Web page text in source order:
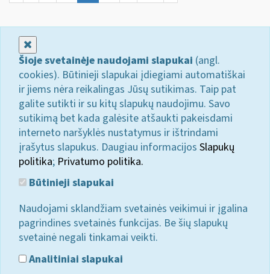
Šioje svetainėje naudojami slapukai (angl.
cookies). Būtinieji slapukai įdiegiami automatiškai
ir jiems nėra reikalingas Jūsų sutikimas. Taip pat
galite sutikti ir su kitų slapukų naudojimu. Savo
sutikimą bet kada galėsite atšaukti pakeisdami
interneto naršyklės nustatymus ir ištrindami
įrašytus slapukus. Daugiau informacijos Slapukų
politika; Privatumo politika.
Būtinieji slapukai
Naudojami sklandžiam svetainės veikimui ir įgalina
pagrindines svetainės funkcijas. Be šių slapukų
svetainė negali tinkamai veikti.
Analitiniai slapukai